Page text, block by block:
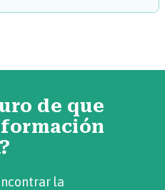
de que
la